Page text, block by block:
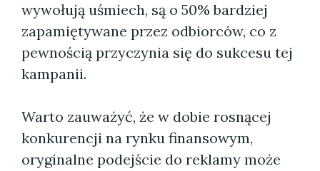
wywołują uśmiech, są o 50% bardziej
zapamiętywane przez odbiorców, co z
pewnością przyczynia się do sukcesu tej
kampanii.
Warto zauważyć, że w dobie rosnącej
konkurencji na rynku finansowym,
oryginalne podejście do reklamy może